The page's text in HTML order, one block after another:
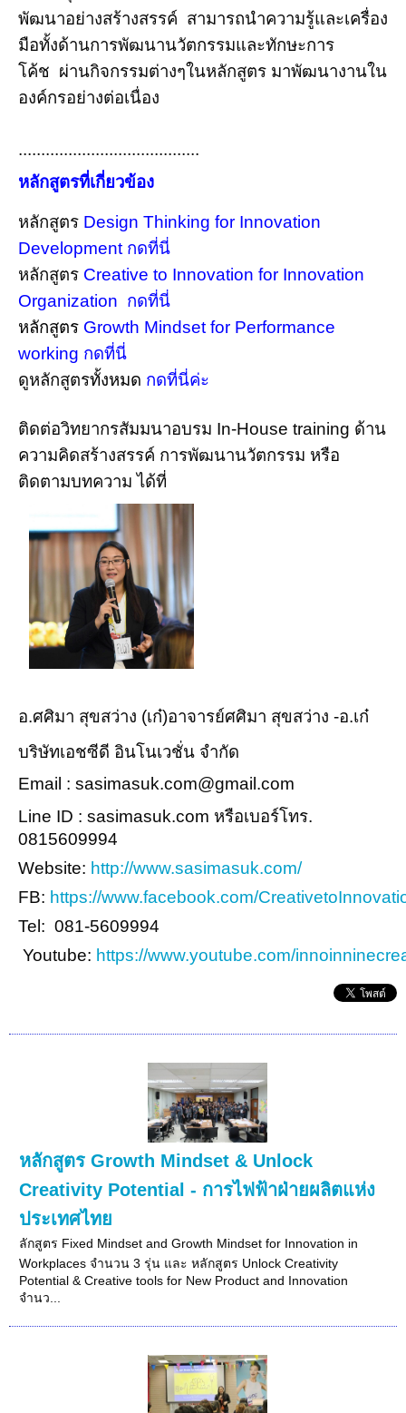
พัฒนาอย่างสร้างสรรค์ สามารถนำความรู้และเครื่อง
มือทั้งด้านการพัฒนานวัตกรรมและทักษะการ
โค้ช ผ่านกิจกรรมต่างๆในหลักสูตร มาพัฒนางานใน
องค์กรอย่างต่อเนื่อง
........................................
หลักสูตรที่เกี่ยวข้อง
หลักสูตร Design Thinking for Innovation
Development กดที่นี่
หลักสูตร Creative to Innovation for Innovation
Organization กดที่นี่
หลักสูตร Growth Mindset for Performance
working กดที่นี่
ดูหลักสูตรทั้งหมด กดที่นี่ค่ะ
ติดต่อวิทยากรสัมมนาอบรม In-House training ด้าน
ความคิดสร้างสรรค์ การพัฒนานวัตกรรม หรือ
ติดตามบทความ ได้ที่
อ.ศศิมา สุขสว่าง (เก๋)อาจารย์ศศิมา สุขสว่าง -อ.เก๋
บริษัทเอชซีดี อินโนเวชั่น จำกัด
Email : sasimasuk.com@gmail.com
Line ID : sasimasuk.com หรือเบอร์โทร.
0815609994
Website: http://www.sasimasuk.com/
FB: https://www.facebook.com/
Tel: 081-5609994
Youtube: https://www.youtube.com/
หลักสูตร Growth Mindset & Unlock
Creativity Potential - การไฟฟ้าฝ่ายผลิตแห่ง
ประเทศไทย
ลักสูตร Fixed Mindset and Growth Mindset for Innovation in
Workplaces จำนวน 3 รุ่น และ หลักสูตร Unlock Creativity
Potential & Creative tools for New Product and Innovation
จำนว...